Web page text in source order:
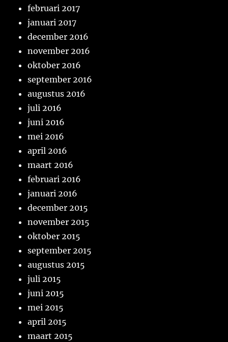
februari 2017
januari 2017
december 2016
november 2016
oktober 2016
september 2016
augustus 2016
juli 2016
juni 2016
mei 2016
april 2016
maart 2016
februari 2016
januari 2016
december 2015
november 2015
oktober 2015
september 2015
augustus 2015
juli 2015
juni 2015
mei 2015
april 2015
maart 2015